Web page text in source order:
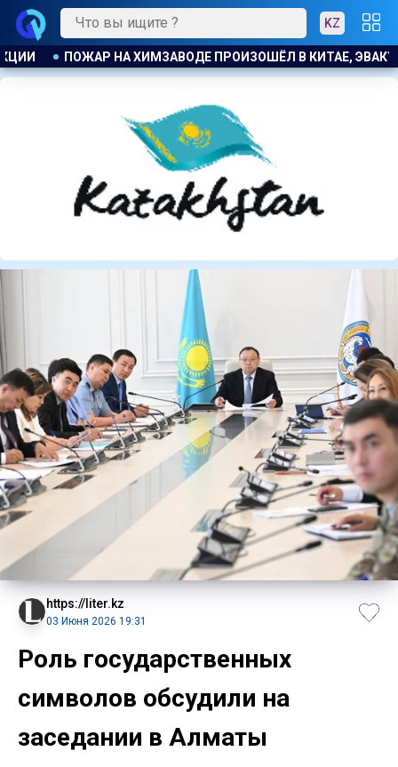
KZ
БОЛЕЕ 1200 ЧЕЛОВЕК БЫВШЕМУ
https://liter.kz
03 Июня 2026 19:31
Роль государственных
символов обсудили на
заседании в Алматы